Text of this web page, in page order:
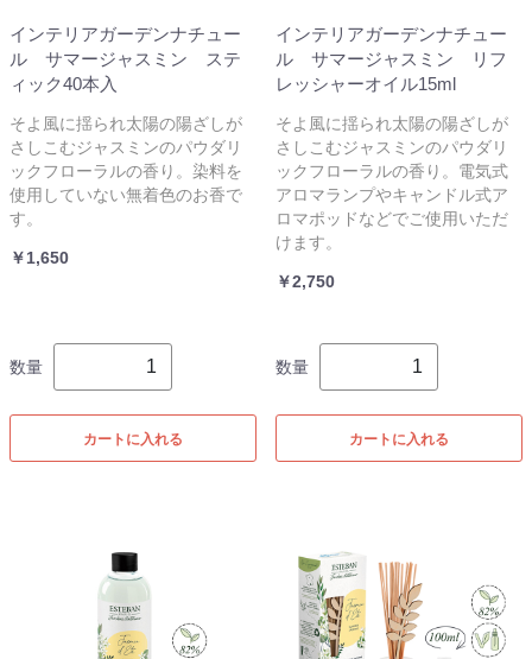
インテリアガーデンナチュー
ル サマージャスミン ステ
ィック40本入
そよ風に揺られ太陽の陽ざしが
さしこむジャスミンのパウダリ
ックフローラルの香り。染料を
使用していない無着色のお香で
す。
￥1,650
数量
カートに入れる
インテリアガーデンナチュー
ル サマージャスミン リフ
レッシャーオイル15ml
そよ風に揺られ太陽の陽ざしが
さしこむジャスミンのパウダリ
ックフローラルの香り。電気式
アロマランプやキャンドル式ア
ロマポッドなどでご使用いただ
けます。
￥2,750
数量
カートに入れる